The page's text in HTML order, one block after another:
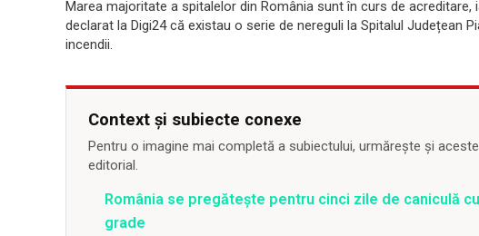
Marea majoritate a spitalelor din România sunt în curs de acreditare,
declarat la Digi24 că existau o serie de nereguli la Spitalul Județean
incendii.
Context și subiecte conexe
Pentru o imagine mai completă a subiectului, urmărește și
editorial.
România se pregătește pentru cinci zile de caniculă
grade